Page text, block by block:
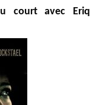
court avec Eriq